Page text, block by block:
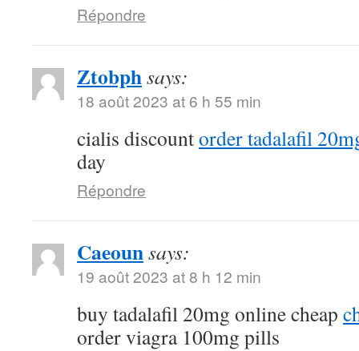
Répondre
Ztobphsays:
18 août 2023 at 6 h 55 min
cialis discountorder tadalafil
day
Répondre
Caeounsays:
19 août 2023 at 8 h 12 min
buy tadalafil 20mg online cheap
order viagra 100mg pills